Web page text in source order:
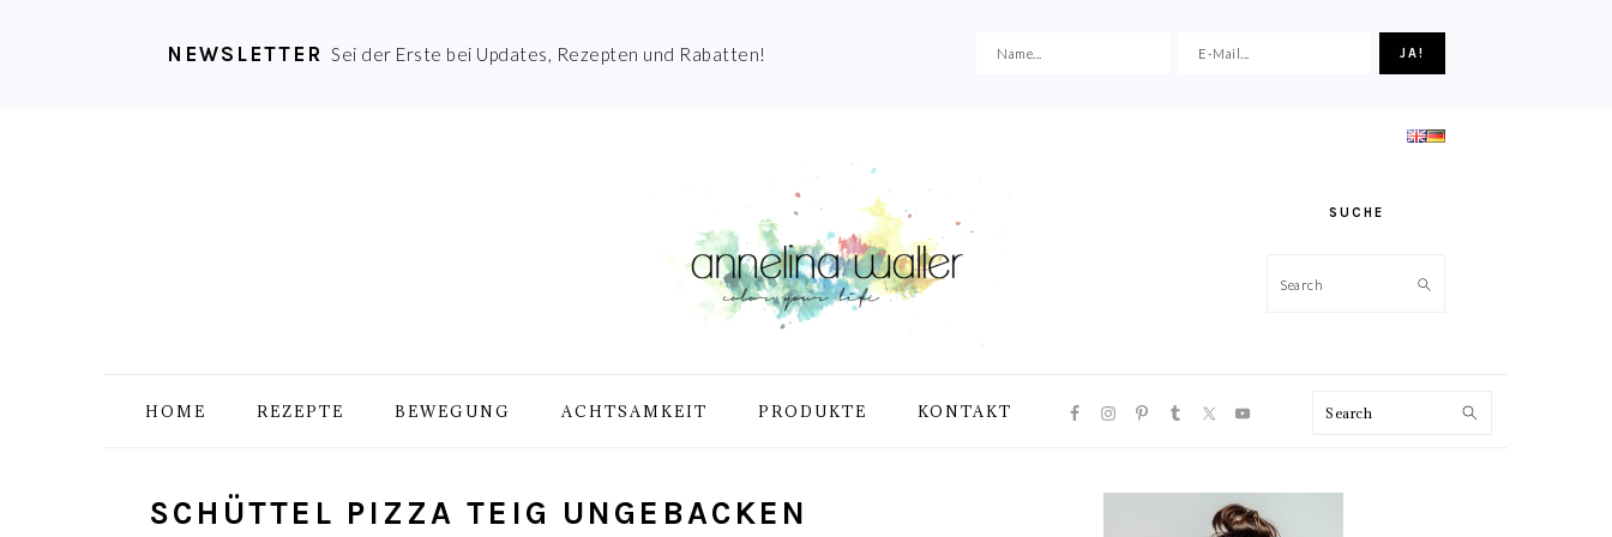
NEWSLETTER Sei der Erste bei Updates, Rezepten und Rabatten!
SUCHE
Search
HOME REZEPTE BEWEGUNG ACHTSAMKEIT PRODUKTE KONTAKT
NAVIGATION
ICONS
Search
SCHÜTTEL PIZZA TEIG UNGEBACKEN